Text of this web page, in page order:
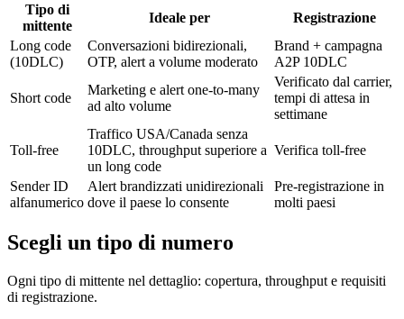
Tipo di
mittente
Ideale per
Registrazione
Long code
(10DLC)
Conversazioni bidirezionali,
OTP, alert a volume moderato
Brand + campagna
A2P 10DLC
Short code
Marketing e alert one-to-many
ad alto volume
Verificato dal carrier,
tempi di attesa in
settimane
Toll-free
Traffico USA/Canada senza
10DLC, throughput superiore a
un long code
Verifica toll-free
Sender ID
alfanumerico
Alert brandizzati unidirezionali
dove il paese lo consente
Pre-registrazione in
molti paesi
Scegli un tipo di numero
Ogni tipo di mittente nel dettaglio: copertura, throughput e requisiti
di registrazione.